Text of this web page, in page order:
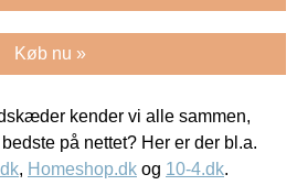
Køb nu »
kender vi alle sammen,
på nettet? Her er der bl.a.
, Homeshop.dk og 10-4.dk.